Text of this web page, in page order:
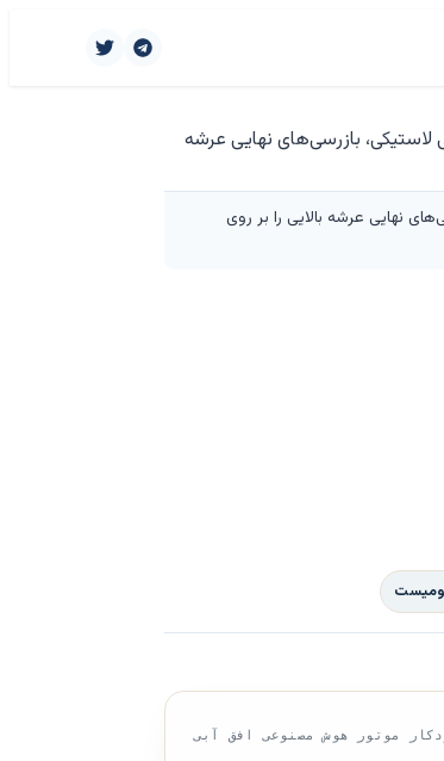
نهایی عرشه بالایی را بر روی
موتور هوش مصنوعی افق آبی